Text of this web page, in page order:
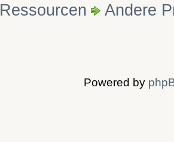
Ressourcen Andere
Powered by